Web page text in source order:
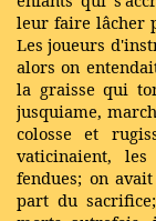
leur faire lâcher
Les joueurs
alors on
la graisse qui
jusquiame,
colosse et
vaticinaient,
fendues; on
part du